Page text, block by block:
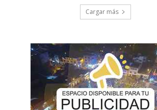
Cargar más